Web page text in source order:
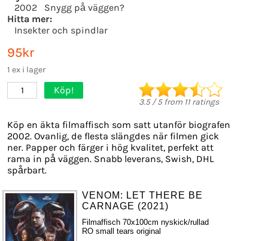
2002
Snygg på väggen?
Hitta mer:
Insekter och spindlar
95kr
1 ex i lager
1 Köp!
3.5/5from 11ratings
Köp en äkta filmaffisch som satt utanför biografen
2002. Ovanlig, de flesta slängdes när filmen gick
ner. Papper och färger i hög kvalitet, perfekt att
rama in på väggen. Snabb leverans, Swish, DHL
spårbart.
VENOM: LET THERE BE
CARNAGE (2021)
Filmaffisch 70x100cm nyskick/rullad
RO small tears original